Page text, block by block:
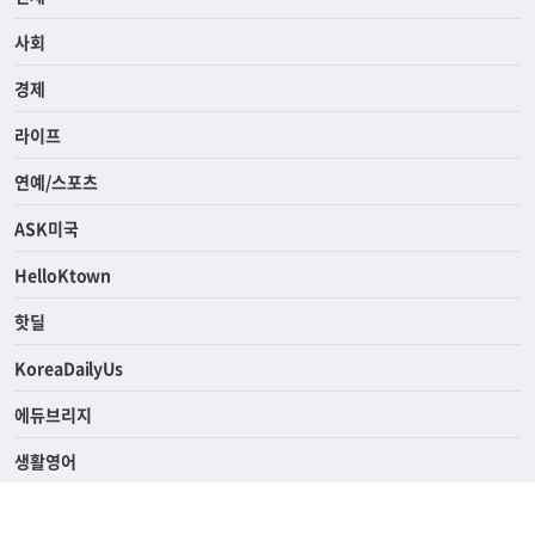
사회
경제
라이프
연예/스포츠
ASK미국
HelloKtown
핫딜
KoreaDailyUs
에듀브리지
생활영어